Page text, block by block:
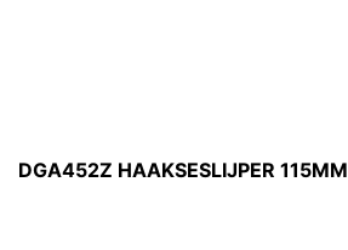
DGA452Z HAAKSESLIJPER 115MM